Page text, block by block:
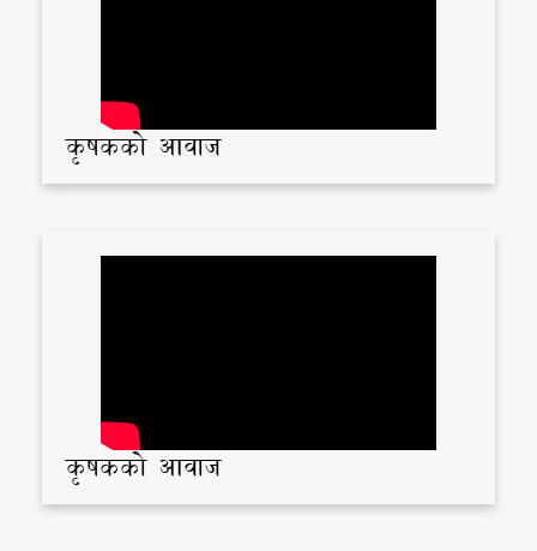
कृषकको आवाज
कृषकको आवाज